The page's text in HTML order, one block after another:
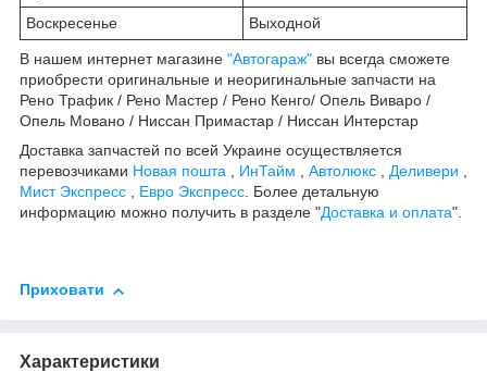
Воскресенье
Выходной
В нашем интернет магазине "Автогараж" вы всегда сможете
приобрести оригинальные и неоригинальные запчасти на
Рено Трафик / Рено Мастер / Рено Кенго/ Опель Виваро /
Опель Мовано / Ниссан Примастар / Ниссан Интерстар
Доставка запчастей по всей Украине осуществляется
перевозчиками Новая пошта ИнТайм Автолюкс Деливери
Мист Экспресс
Евро Экспресс . Более детальную
информацию можно получить в разделе "Доставка и оплата".
Приховати
Характеристики